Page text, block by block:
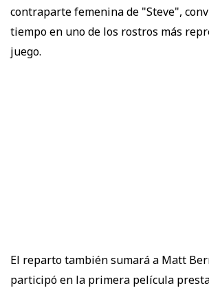
contraparte femenina de "Steve",
tiempo en uno de los rostros más
juego.
El reparto también sumará a Matt
participó en la primera película